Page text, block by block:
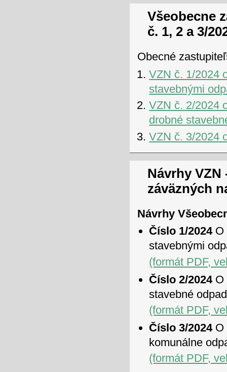
Všeobecne
č. 1, 2 a 3/
Obecné
VZN č. 1/2024
stavebnými
VZN č. 2/2024
drobné
VZN č. 3/2024
Návrhy VZN
záväzných
Návrhy
Číslo 1/2024O
stavebnými
(formát PDF,
Číslo 2/2024O
stavebné
(formát PDF,
Číslo 3/2024O
komunálne
(formát PDF,